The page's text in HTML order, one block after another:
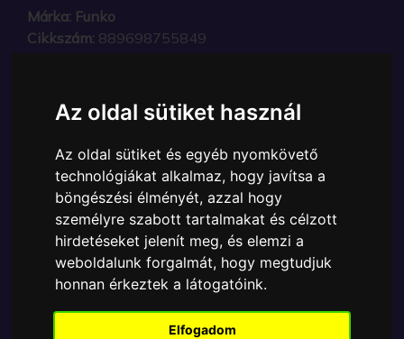
Az oldal sütiket használ
Az oldal sütiket és egyéb nyomkövető
technológiákat alkalmaz, hogy javítsa a
böngészési élményét, azzal hogy
személyre szabott tartalmakat és célzott
hirdetéseket jelenít meg, és elemzi a
weboldalunk forgalmát, hogy megtudjuk
honnan érkeztek a látogatóink.
Elfogadom
Márka: Funko
Cikkszám: 889698755849
A Funko POP - Anime & Manga egyik népszerű
15cm gyűjtői vinyl karakter, amely ablakos
csomagolásban azaz - POP In a Box - várja új
gazdáját.
TOVÁBB A VÁSÁRLÁSRA
Tetszik? Osszd meg másokkal!